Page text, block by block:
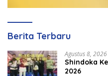
Berita Terbaru
Agustus 8, 2026
Shindoka
2026